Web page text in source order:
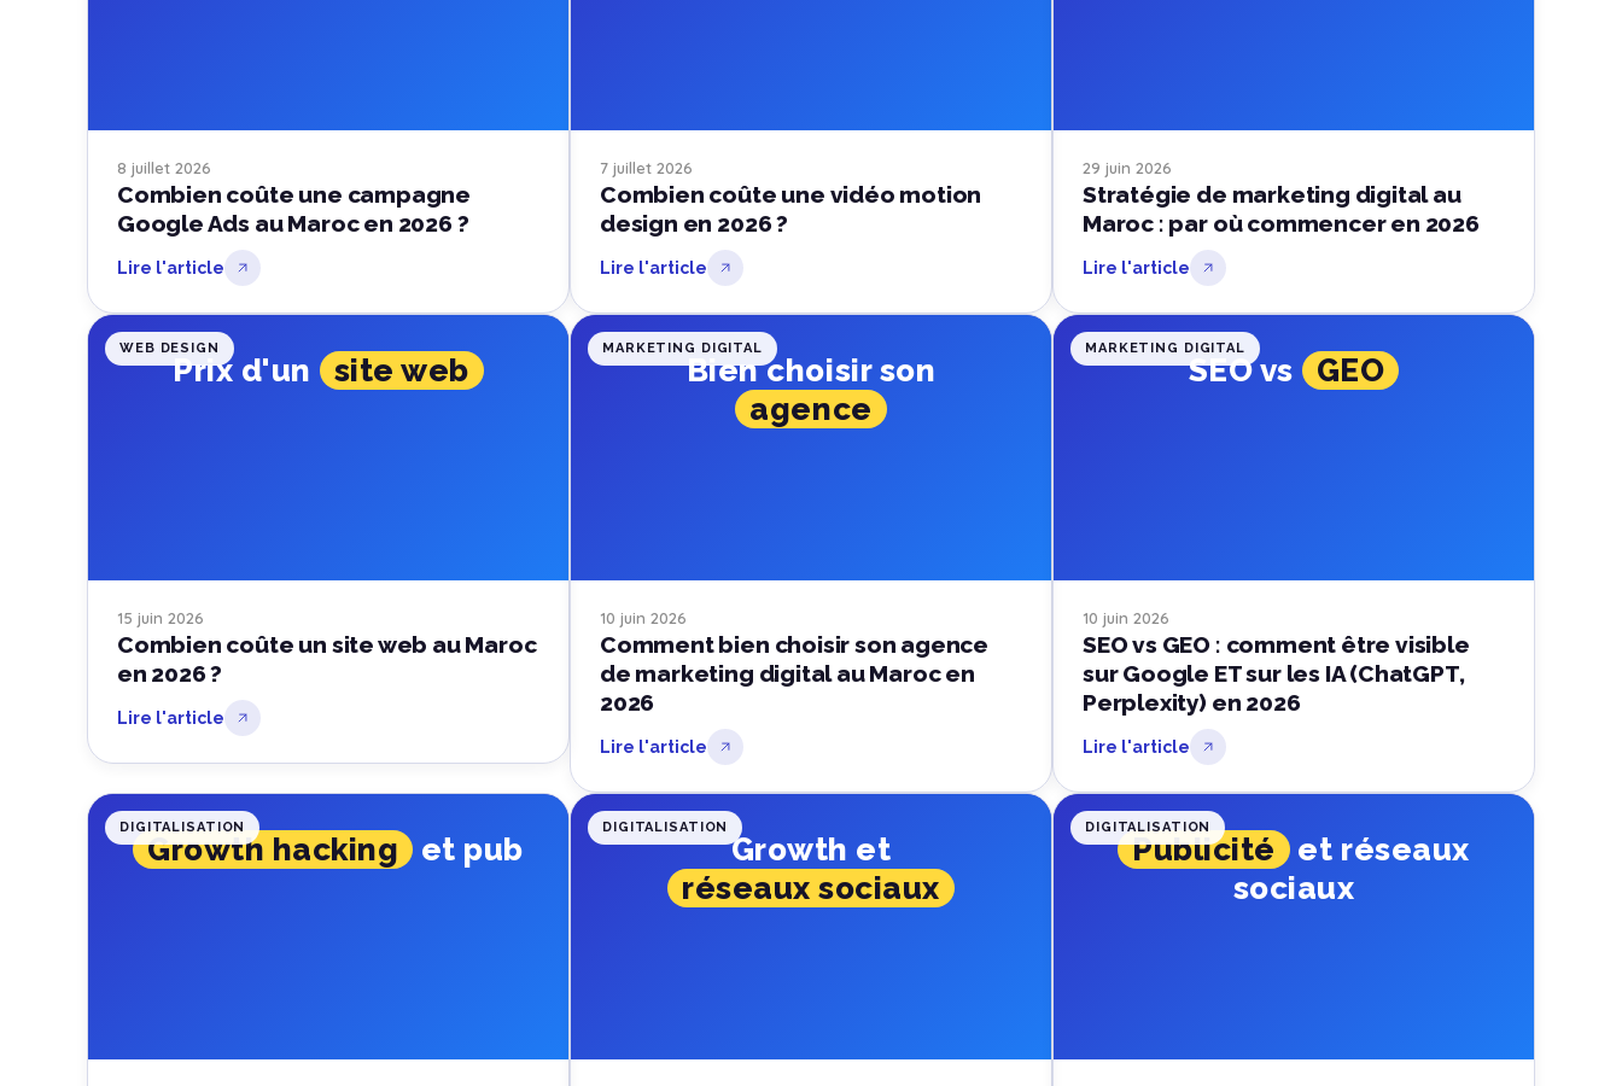
8 juillet 2026
Combien coûte une campagne
Google Ads au Maroc en 2026 ?
Lire l'article
7 juillet 2026
Combien coûte une vidéo motion
design en 2026 ?
Lire l'article
29 juin 2026
Stratégie de marketing digital au
Maroc : par où commencer en 2026
Lire l'article
Prix d'un site web
WEB DESIGN
15 juin 2026
Combien coûte un site web au Maroc
en 2026 ?
Lire l'article
Bien choisir son
agence
MARKETING DIGITAL
10 juin 2026
Comment bien choisir son agence
de marketing digital au Maroc en
2026
Lire l'article
SEO vs GEO
MARKETING DIGITAL
10 juin 2026
SEO vs GEO : comment être visible
sur Google ET sur les IA (ChatGPT,
Perplexity) en 2026
Lire l'article
Growth hacking et pub
DIGITALISATION
Growth et
réseaux sociaux
DIGITALISATION
Publicité et réseaux
sociaux
DIGITALISATION